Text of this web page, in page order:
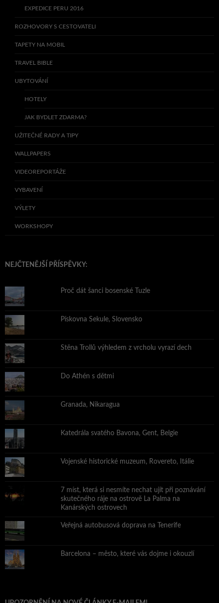
EXPEDICE PERU 2016
ROZHOVORY S CESTOVATELI
TAPETY NA MOBIL
TRAVEL BIBLE
UBYTOVÁNÍ
HOTELY
JAK BYDLET ZDARMA?
UŽITEČNÉ RADY A TIPY
WALLPAPERS
VIDEOREPORTÁŽE
VYBAVENÍ
VÝLETY
WORKSHOPY
NEJČTENĚJŠÍ PŘÍSPĚVKY:
Proč dát šanci bosenské Tuzle
Pískovna Sekule, Slovensko
Stěna Trollů výhledem z vrcholu vyrazí dech
Do Athén s dětmi
Granada, Nikaragua
Katedrála svatého Bavona, Gent, Belgie
Vojenské historické muzeum, Rovereto, Itálie
7 míst, která si nesmíte nechat ujít při poznávání
skutečného ráje na ostrově La Palma na
Kanárských ostrovech
Veřejná autobusová doprava na Tenerife
Barcelona – město, které vás dojme i okouzlí